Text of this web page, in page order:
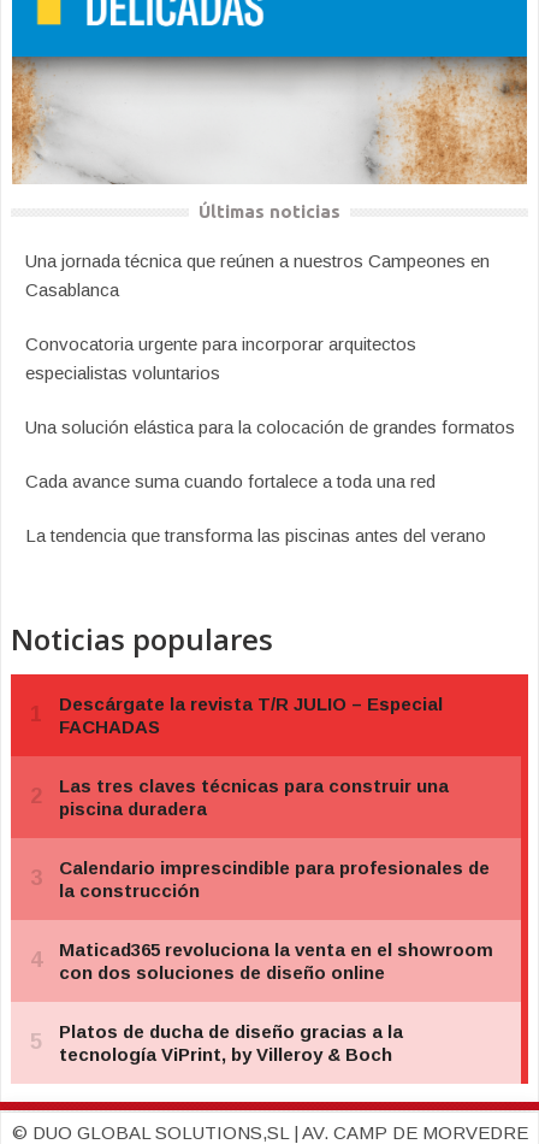
Últimas noticias
Una jornada técnica que reúnen a nuestros Campeones en
Casablanca
Convocatoria urgente para incorporar arquitectos
especialistas voluntarios
Una solución elástica para la colocación de grandes formatos
Cada avance suma cuando fortalece a toda una red
La tendencia que transforma las piscinas antes del verano
Noticias populares
© DUO GLOBAL SOLUTIONS,SL | AV. CAMP DE MORVEDRE